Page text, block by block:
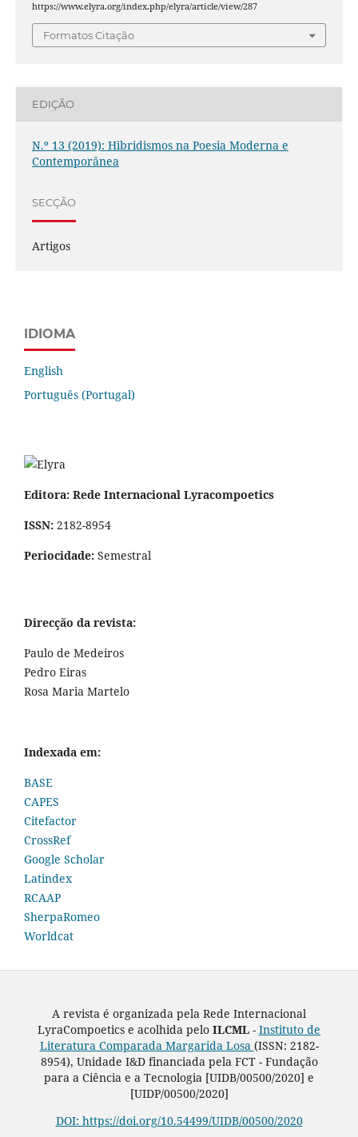
https://www.elyra.org/index.php/elyra/article/view/287
Formatos Citação
EDIÇÃO
N.º 13 (2019): Hibridismos na Poesia Moderna e
Contemporânea
SECÇÃO
Artigos
IDIOMA
English
Português (Portugal)
Editora: Rede Internacional Lyracompoetics
ISSN: 2182-8954
Periocidade: Semestral
Direcção da revista:
Paulo de Medeiros
Pedro Eiras
Rosa Maria Martelo
Indexada em:
BASE
CAPES
Citefactor
CrossRef
Google Scholar
Latindex
RCAAP
SherpaRomeo
Worldcat
A revista é organizada pela Rede Internacional
LyraCompoetics e acolhida pelo ILCML - Instituto de
Literatura Comparada Margarida Losa (ISSN: 2182-
8954), Unidade I&D financiada pela FCT - Fundação
para a Ciência e a Tecnologia [UIDB/00500/2020] e
[UIDP/00500/2020]
DOI: https://doi.org/10.54499/UIDB/00500/2020